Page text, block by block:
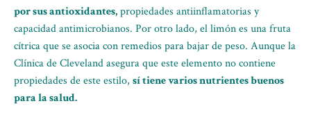
por sus antioxidantes,propiedades antiinflamatorias y
capacidad antimicrobianos. Por otro lado, el limón es una fruta
cítrica que se asocia con remedios para bajar de peso. Aunque la
Clínica de Cleveland asegura que este elemento no contiene
propiedades de este estilo, sí tiene varios nutrientes buenos
para la salud.